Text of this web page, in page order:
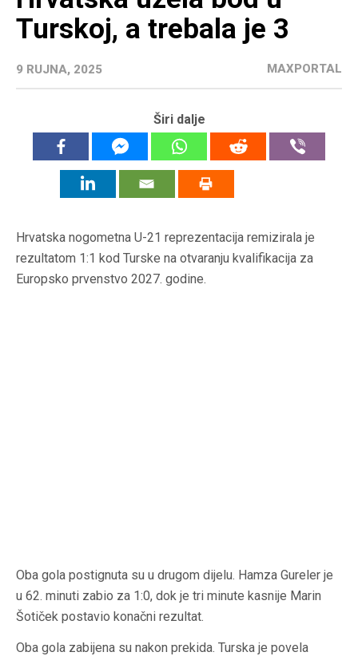
Turskoj, a trebala je 3
9 RUJNA, 2025 MAXPORTAL
Širi dalje
Hrvatska nogometna U-21 reprezentacija remizirala je
rezultatom 1:1 kod Turske na otvaranju kvalifikacija za
Europsko prvenstvo 2027. godine.
Oba gola postignuta su u drugom dijelu. Hamza Gureler je
u 62. minuti zabio za 1:0, dok je tri minute kasnije Marin
Šotiček postavio konačni rezultat.
Oba gola zabijena su nakon prekida. Turska je povela